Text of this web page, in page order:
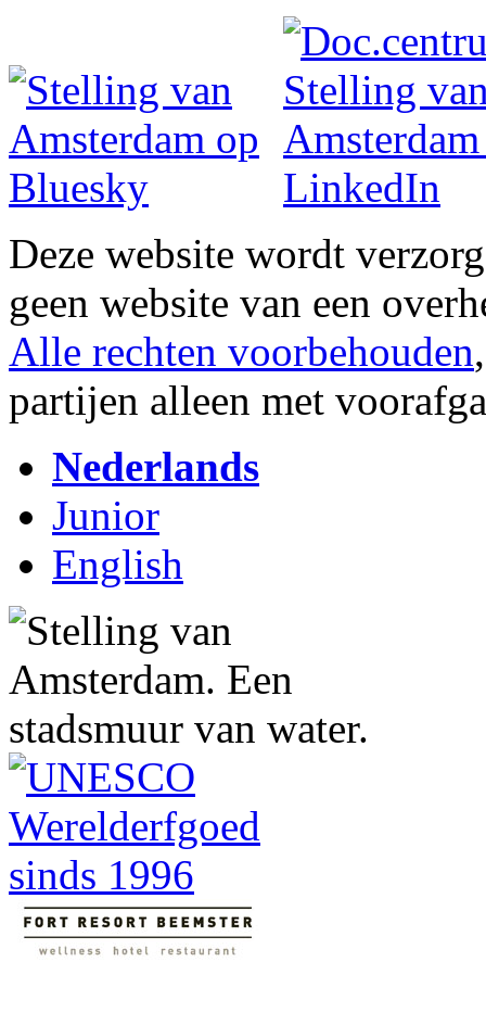
Deze website wordt
geen website van een
Alle rechten voorbehouden
partijen alleen met
Nederlands
Junior
English